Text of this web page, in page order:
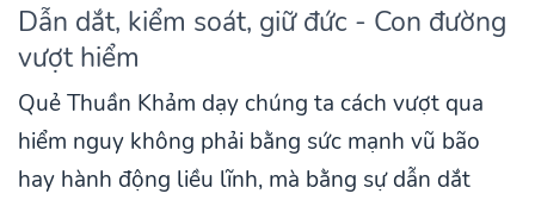
Dẫn dắt, kiểm soát, giữ đức - Con đường
vượt hiểm
Quẻ Thuần Khảm dạy chúng ta cách vượt qua
hiểm nguy không phải bằng sức mạnh vũ bão
hay hành động liều lĩnh, mà bằng sự dẫn dắt